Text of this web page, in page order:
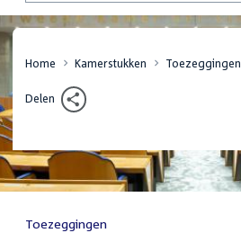
Home Kamerstukken Toezeggingen
Delen
Toezeggingen